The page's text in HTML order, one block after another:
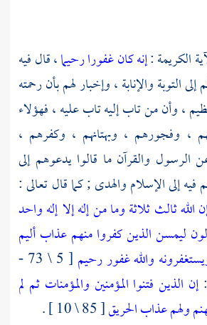
الكريمة :إنه كان غفورا رحيما، قال فيه
التوبة والإنابة ، وإخبار لهم بأن رحمته
، وأن من تاب إليه تاب عليه ، فهؤلاء
، وفجورهم ، وبهتانهم ، وكفرهم ،
الرسول والقرآن ما قالوا يدعوهم إلى
فيه إلى الإسلام والهدى ; كما قال تعالى :
الله ثالث ثلاثة وما من إله إلا إله واحد
ليمسن الذين كفروا منهم عذاب أليم
والله غفور رحيم
[ 5 \ 73 -
إن الذين فتنوا المؤمنين والمؤمنات ثم لم
ولهم عذاب الحريق[ 85 \ 10 ] .